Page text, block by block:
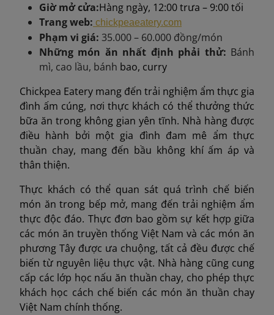
Giờ mở cửa:Hàng ngày, 12:00 trưa – 9:00 tối
Trang web: chickpeaeatery.com
Phạm vi giá: 35.000 – 60.000 đồng/món
Những món ăn nhất định phải thử: Bánh
mì, cao lầu, bánh bao, curry
Chickpea Eatery mang đến trải nghiệm ẩm thực gia
đình ấm cúng, nơi thực khách có thể thưởng thức
bữa ăn trong không gian yên tĩnh. Nhà hàng được
điều hành bởi một gia đình đam mê ẩm thực
thuần chay, mang đến bầu không khí ấm áp và
thân thiện.
Thực khách có thể quan sát quá trình chế biến
món ăn trong bếp mở, mang đến trải nghiệm ẩm
thực độc đáo. Thực đơn bao gồm sự kết hợp giữa
các món ăn truyền thống Việt Nam và các món ăn
phương Tây được ưa chuộng, tất cả đều được chế
biến từ nguyên liệu thực vật. Nhà hàng cũng cung
cấp các lớp học nấu ăn thuần chay, cho phép thực
khách học cách chế biến các món ăn thuần chay
Việt Nam chính thống.